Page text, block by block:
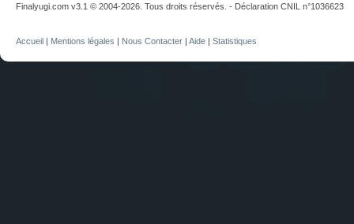
Finalyugi.com v3.1 © 2004-2026. Tous droits réservés. - Déclaration CNIL n°1036623
Accueil Mentions légales Nous Contacter Aide Statistiques